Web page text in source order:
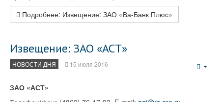
Подробнее: Извещение: ЗАО «Ва-Банк Плюс»
Извещение: ЗАО «АСТ»
НОВОСТИ ДНЯ 15 июля 2016
ЗАО «АСТ»